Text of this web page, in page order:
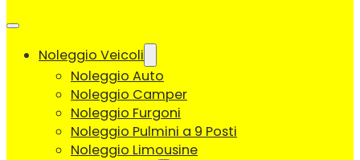
Noleggio Veicoli
Noleggio Auto
Noleggio Camper
Noleggio Furgoni
Noleggio Pulmini a 9 Posti
Noleggio Limousine